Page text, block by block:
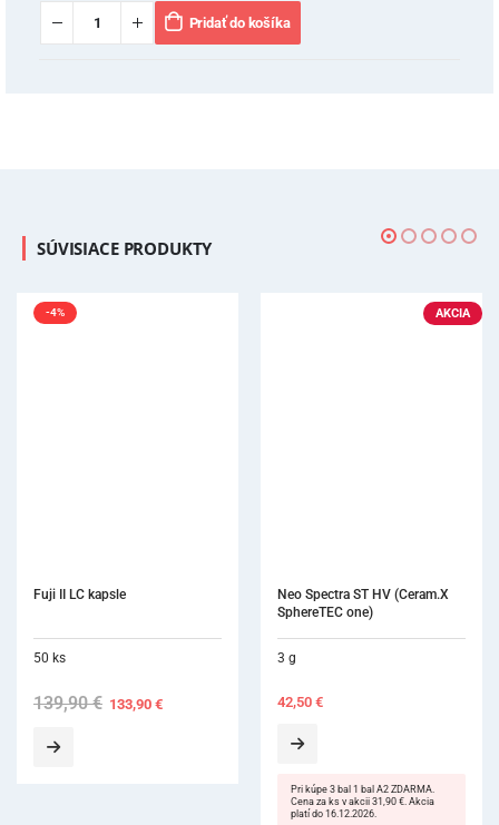
Pridať do košíka
SÚVISIACE PRODUKTY
AKCIA
Neo Spectra ST HV (Ceram.X
SphereTEC one)
3 g
42,50 €
Pri kúpe 3 bal 1 bal A2 ZDARMA.
Cena za ks v akcii 31,90 €. Akcia
platí do 16.12.2026.